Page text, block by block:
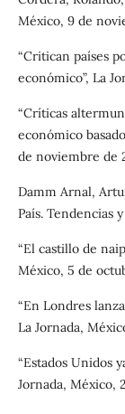
México, 9 de
“Critican países
económico”, La
“Críticas
económico
de noviembre de
Damm Arnal,
País. Tendencias
“El castillo de
México, 5 de
“En Londres
La Jornada,
“Estados Unidos
Jornada, México,